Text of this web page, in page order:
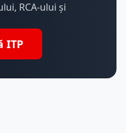
RCA-ului și
ITP